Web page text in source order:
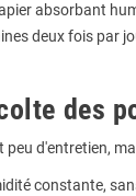
absorbant
deux fois par
des
peu d'entretien,
constante,